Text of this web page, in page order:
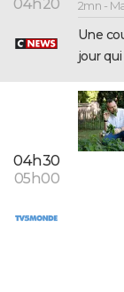
04h20 2mn -
Une
jour
04h30
05h00